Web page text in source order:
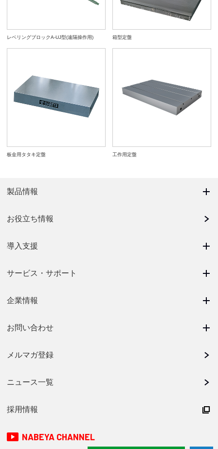
レベリングブロックA-UJ型(遠隔操作用) 箱型定盤
板金用タタキ定盤 工作用定盤
製品情報
お役立ち情報
導入支援
サービス・サポート
企業情報
お問い合わせ
メルマガ登録
ニュース一覧
採用情報
NABEYA CHANNEL